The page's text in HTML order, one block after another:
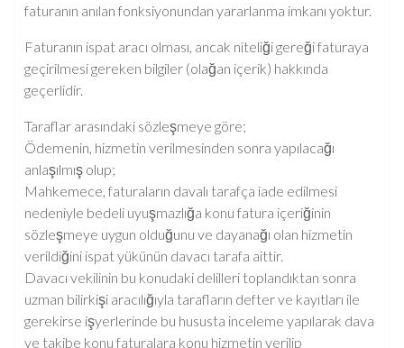
faturanın anılan fonksiyonundan yararlanma imkanı yoktur.
Faturanın ispat aracı olması, ancak niteliği gereği faturaya
geçirilmesi gereken bilgiler (olağan içerik) hakkında
geçerlidir.
Taraflar arasındaki sözleşmeye göre;
Ödemenin, hizmetin verilmesinden sonra yapılacağı
anlaşılmış olup;
Mahkemece, faturaların davalı tarafça iade edilmesi
nedeniyle bedeli uyuşmazlığa konu fatura içeriğinin
sözleşmeye uygun olduğunu ve dayanağı olan hizmetin
verildiğini ispat yükünün davacı tarafa aittir.
Davacı vekilinin bu konudaki delilleri toplandıktan sonra
uzman bilirkişi aracılığıyla tarafların defter ve kayıtları ile
gerekirse işyerlerinde bu hususta inceleme yapılarak dava
ve takibe konu faturalara konu hizmetin verilip